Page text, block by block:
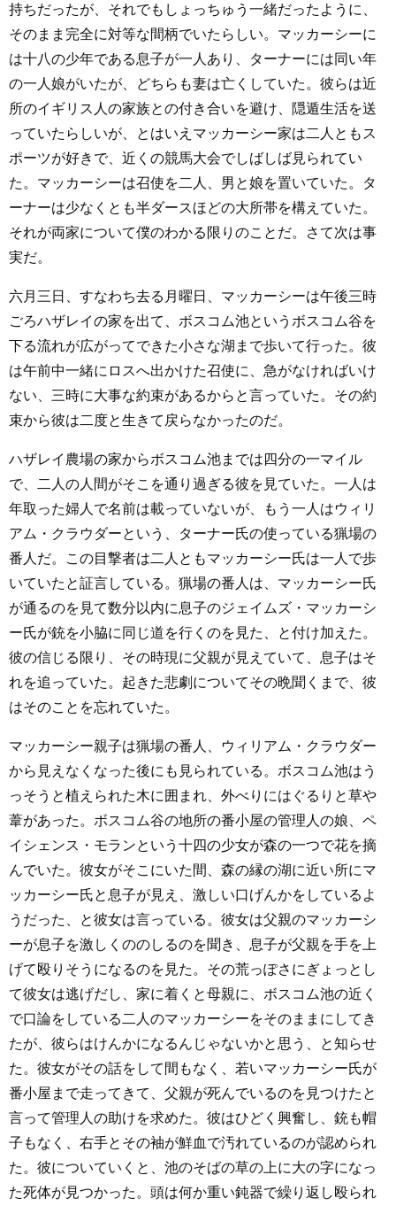
持ちだったが、それでもしょっちゅう一緒だったように、
そのまま完全に対等な間柄でいたらしい。マッカーシーに
は十八の少年である息子が一人あり、ターナーには同い年
の一人娘がいたが、どちらも妻は亡くしていた。彼らは近
所のイギリス人の家族との付き合いを避け、隠遁生活を送
っていたらしいが、とはいえマッカーシー家は二人ともス
ポーツが好きで、近くの競馬大会でしばしば見られてい
た。マッカーシーは召使を二人、男と娘を置いていた。タ
ーナーは少なくとも半ダースほどの大所帯を構えていた。
それが両家について僕のわかる限りのことだ。さて次は事
実だ。
六月三日、すなわち去る月曜日、マッカーシーは午後三時
ごろハザレイの家を出て、ボスコム池というボスコム谷を
下る流れが広がってできた小さな湖まで歩いて行った。彼
は午前中一緒にロスへ出かけた召使に、急がなければいけ
ない、三時に大事な約束があるからと言っていた。その約
束から彼は二度と生きて戻らなかったのだ。
ハザレイ農場の家からボスコム池までは四分の一マイル
で、二人の人間がそこを通り過ぎる彼を見ていた。一人は
年取った婦人で名前は載っていないが、もう一人はウィリ
アム・クラウダーという、ターナー氏の使っている猟場の
番人だ。この目撃者は二人ともマッカーシー氏は一人で歩
いていたと証言している。猟場の番人は、マッカーシー氏
が通るのを見て数分以内に息子のジェイムズ・マッカーシ
ー氏が銃を小脇に同じ道を行くのを見た、と付け加えた。
彼の信じる限り、その時現に父親が見えていて、息子はそ
れを追っていた。起きた悲劇についてその晩聞くまで、彼
はそのことを忘れていた。
マッカーシー親子は猟場の番人、ウィリアム・クラウダー
から見えなくなった後にも見られている。ボスコム池はう
っそうと植えられた木に囲まれ、外べりにはぐるりと草や
葦があった。ボスコム谷の地所の番小屋の管理人の娘、ペ
イシェンス・モランという十四の少女が森の一つで花を摘
んでいた。彼女がそこにいた間、森の縁の湖に近い所にマ
ッカーシー氏と息子が見え、激しい口げんかをしているよ
うだった、と彼女は言っている。彼女は父親のマッカーシ
ーが息子を激しくののしるのを聞き、息子が父親を手を上
げて殴りそうになるのを見た。その荒っぽさにぎょっとし
て彼女は逃げだし、家に着くと母親に、ボスコム池の近く
で口論をしている二人のマッカーシーをそのままにしてき
たが、彼らはけんかになるんじゃないかと思う、と知らせ
た。彼女がその話をして間もなく、若いマッカーシー氏が
番小屋まで走ってきて、父親が死んでいるのを見つけたと
言って管理人の助けを求めた。彼はひどく興奮し、銃も帽
子もなく、右手とその袖が鮮血で汚れているのが認められ
た。彼についていくと、池のそばの草の上に大の字になっ
た死体が見つかった。頭は何か重い鈍器で繰り返し殴られ